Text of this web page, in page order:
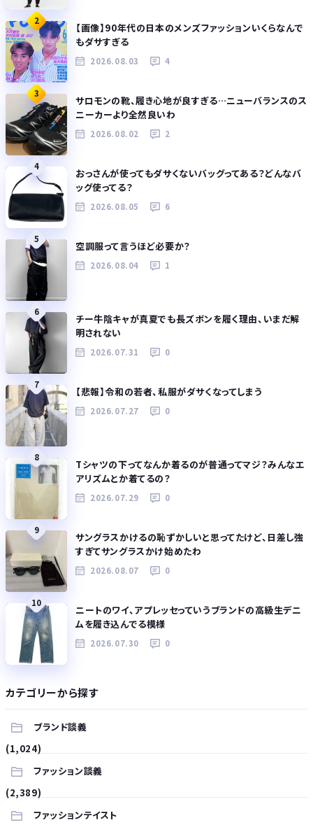
2
【画像】90年代の日本のメンズファッションいくらなんで
もダサすぎる
2026.08.03 4
3
サロモンの靴、履き心地が良すぎる…ニューバランスのス
ニーカーより全然良いわ
2026.08.02 2
4
おっさんが使ってもダサくないバッグってある？どんなバ
ッグ使ってる？
2026.08.05 6
5
空調服って言うほど必要か？
2026.08.04 1
6
チー牛陰キャが真夏でも長ズボンを履く理由、いまだ解
明されない
2026.07.31 0
7
【悲報】令和の若者、私服がダサくなってしまう
2026.07.27 0
8
Tシャツの下ってなんか着るのが普通ってマジ？みんなエ
アリズムとか着てるの？
2026.07.29 0
9
サングラスかけるの恥ずかしいと思ってたけど、日差し強
すぎてサングラスかけ始めたわ
2026.08.07 0
10
ニートのワイ、アプレッセっていうブランドの高級生デニ
ムを履き込んでる模様
2026.07.30 0
カテゴリーから探す
ブランド談義
(1,024)
ファッション談義
(2,389)
ファッションテイスト